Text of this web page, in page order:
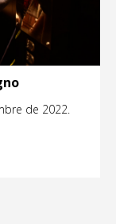
de 2022.